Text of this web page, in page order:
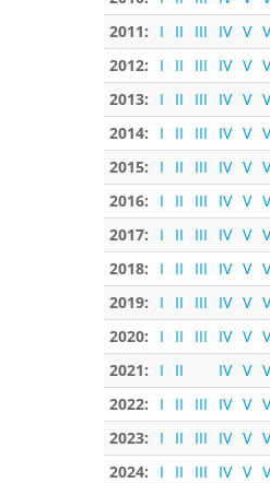
2011:
I II III IV V
2012:
I II III IV V
2013:
I II III IV V
2014:
I II III IV V
2015:
I II III IV V
2016:
I II III IV V
2017:
I II III IV V
2018:
I II III IV V
2019:
I II III IV V
2020:
I II III IV V
2021:
I II IV V
2022:
I II III IV V
2023:
I II III IV V
2024:
I II III IV V